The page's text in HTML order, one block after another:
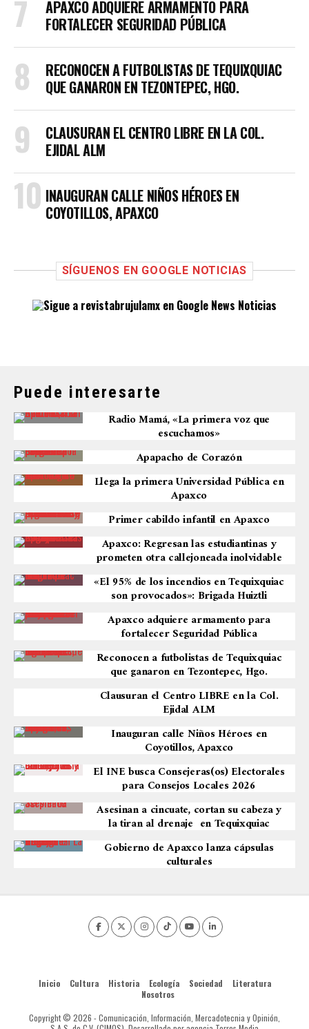
APAXCO ADQUIERE ARMAMENTO PARA
FORTALECER SEGURIDAD PÚBLICA
RECONOCEN A FUTBOLISTAS DE TEQUIXQUIAC
QUE GANARON EN TEZONTEPEC, HGO.
CLAUSURAN EL CENTRO LIBRE EN LA COL.
EJIDAL ALM
INAUGURAN CALLE NIÑOS HÉROES EN
COYOTILLOS, APAXCO
SÍGUENOS EN GOOGLE NOTICIAS
Puede interesarte
Radio Mamá, «La primera voz que
escuchamos»
Apapacho de Corazón
Llega la primera Universidad Pública en
Apaxco
Primer cabildo infantil en Apaxco
Apaxco: Regresan las estudiantinas y
prometen otra callejoneada inolvidable
«El 95% de los incendios en Tequixquiac
son provocados»: Brigada Huiztli
Apaxco adquiere armamento para
fortalecer Seguridad Pública
Reconocen a futbolistas de Tequixquiac
que ganaron en Tezontepec, Hgo.
Clausuran el Centro LIBRE en la Col.
Ejidal ALM
Inauguran calle Niños Héroes en
Coyotillos, Apaxco
El INE busca Consejeras(os) Electorales
para Consejos Locales 2026
Asesinan a cincuate, cortan su cabeza y
la tiran al drenaje en Tequixquiac
Gobierno de Apaxco lanza cápsulas
culturales
Inicio Cultura Historia Ecología Sociedad
Literatura
Nosotros
Copyright © 2026 - Comunicación, Información, Mercadotecnia y Opinión,